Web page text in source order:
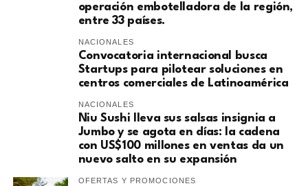
operación embotelladora de la región,
entre 33 países.
NACIONALES
Convocatoria internacional busca
Startups para pilotear soluciones en
centros comerciales de Latinoamérica
NACIONALES
Niu Sushi lleva sus salsas insignia a
Jumbo y se agota en días: la cadena
con US$100 millones en ventas da un
nuevo salto en su expansión
OFERTAS Y PROMOCIONES